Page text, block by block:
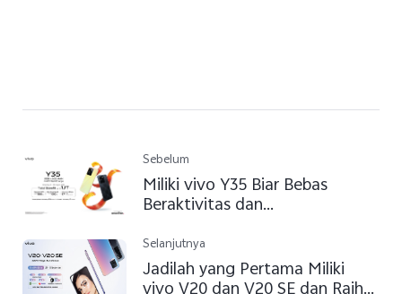
Sebelum
Miliki vivo Y35 Biar Bebas
Beraktivitas dan
Selanjutnya
Jadilah yang Pertama Miliki